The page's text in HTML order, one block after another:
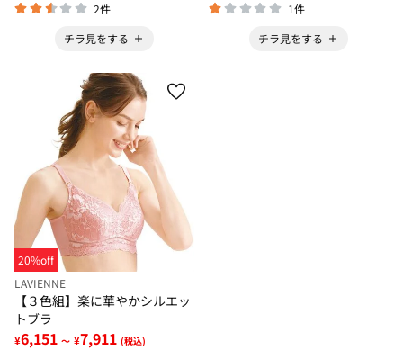
2件
チラ見をする
1件
チラ見をする
20%off
LAVIENNE
【３色組】楽に華やかシルエッ
トブラ
¥6,151 ～ ¥7,911 (税込)